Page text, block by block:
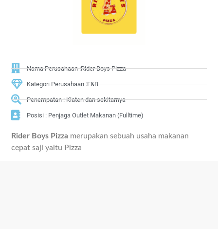
Nama Perusahaan :Rider Boys Pizza
Kategori Perusahaan :F&B
Penempatan : Klaten dan sekitarnya
Posisi : Penjaga Outlet Makanan (Fulltime)
Rider Boys Pizza merupakan sebuah usaha makanan
cepat saji yaitu Pizza